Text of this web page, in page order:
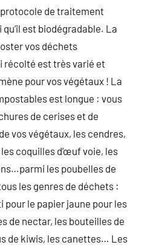
de traitement
est biodégradable. La
vos déchets
récolté est très varié et
pour vos végétaux ! La
est longue : vous
de cerises et de
vos végétaux, les cendres,
coquilles d’œuf voie, les
les poubelles de
les genres de déchets :
le papier jaune pour les
de nectar, les bouteilles de
de kiwis, les canettes… Les